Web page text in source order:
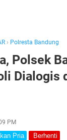
› Polresta Bandung
Polsek
Dialogis
PM
Pria Berhenti